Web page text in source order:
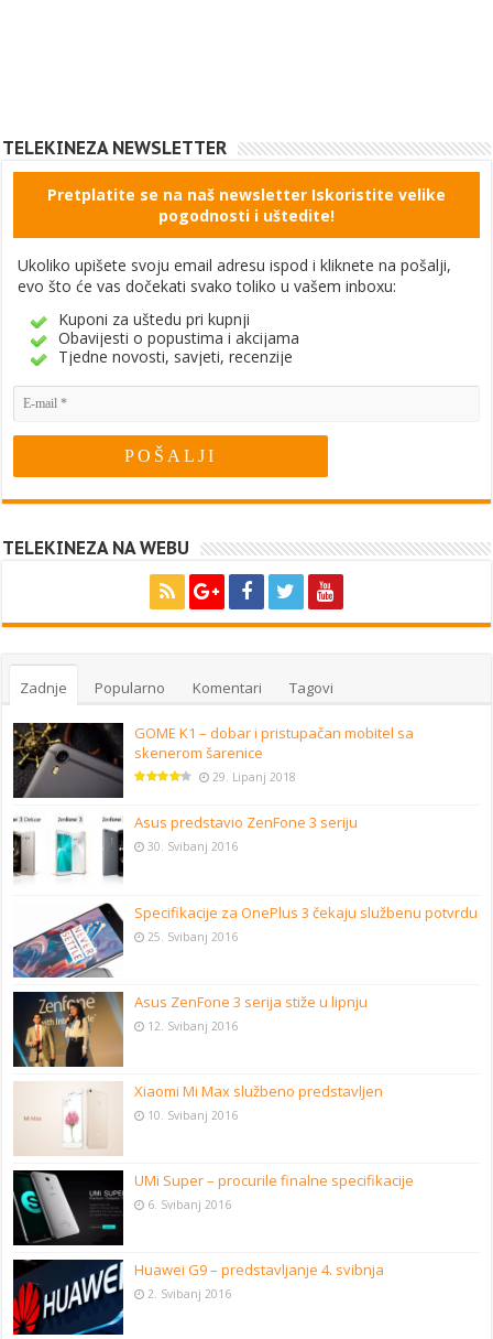
TELEKINEZA NEWSLETTER
Pretplatite se na naš newsletter Iskoristite velike
pogodnosti i uštedite!
Ukoliko upišete svoju email adresu ispod i kliknete na pošalji,
evo što će vas dočekati svako toliko u vašem inboxu:
Kuponi za uštedu pri kupnji
Obavijesti o popustima i akcijama
Tjedne novosti, savjeti, recenzije
TELEKINEZA NA WEBU
Zadnje Popularno Komentari Tagovi
GOME K1 – dobar i pristupačan mobitel sa
skenerom šarenice
29. Lipanj 2018
Asus predstavio ZenFone 3 seriju
30. Svibanj 2016
Specifikacije za OnePlus 3 čekaju službenu potvrdu
25. Svibanj 2016
Asus ZenFone 3 serija stiže u lipnju
12. Svibanj 2016
Xiaomi Mi Max službeno predstavljen
10. Svibanj 2016
UMi Super – procurile finalne specifikacije
6. Svibanj 2016
Huawei G9 – predstavljanje 4. svibnja
2. Svibanj 2016